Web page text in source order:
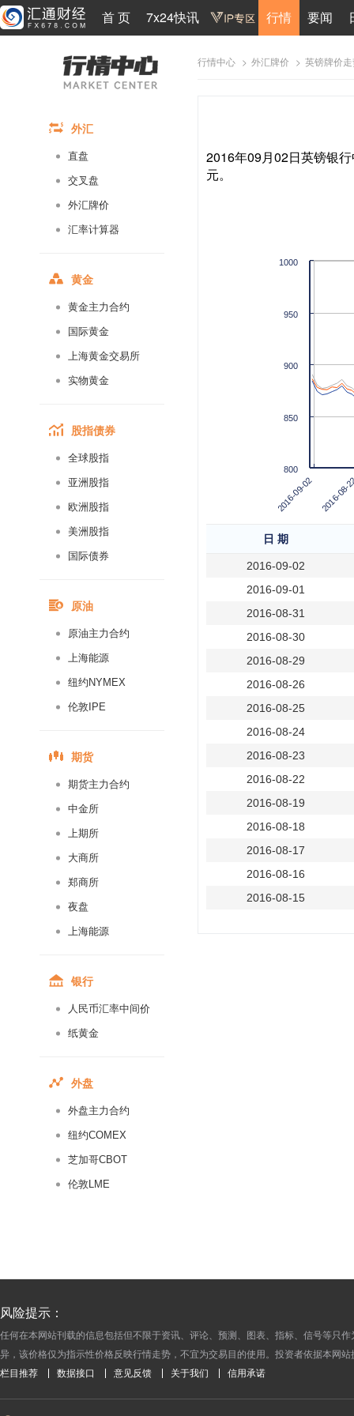
首 页 7x24快讯 行情 要闻
外汇
直盘
交叉盘
外汇牌价
汇率计算器
黄金
黄金主力合约
国际黄金
上海黄金交易所
实物黄金
股指债券
全球股指
亚洲股指
欧洲股指
美洲股指
国际债券
原油
原油主力合约
上海能源
纽约NYMEX
伦敦IPE
期货
期货主力合约
中金所
上期所
大商所
郑商所
夜盘
上海能源
银行
人民币汇率中间价
纸黄金
外盘
外盘主力合约
纽约COMEX
芝加哥CBOT
伦敦LME
行情中心 > 外汇牌价 > 英镑牌价
2016年09月02日英镑银
元。
2016-09-02 2016-
850
900
950
1000
800
日 期
2016-09-02
2016-09-01
2016-08-31
2016-08-30
2016-08-29
2016-08-26
2016-08-25
2016-08-24
2016-08-23
2016-08-22
2016-08-19
2016-08-18
2016-08-17
2016-08-16
2016-08-15
2016-07-22
2016-07-19
2016-07-18
风险提示：
任何在本网站刊载的信息包括但不限于资讯、评论、预测、图表、指标、信号等只
异，该价格仅为指示性价格反映行情走势，不宜为交易目的使用。投资者依据本网
栏目推荐 数据接口 意见反馈 关于我们 信用承诺